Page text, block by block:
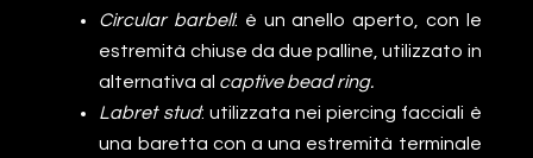
Circular barbell: è un anello aperto, con le
estremità chiuse da due palline, utilizzato in
alternativa al captive bead ring.
Labret stud: utilizzata nei piercing facciali è
una baretta con a una estremità terminale